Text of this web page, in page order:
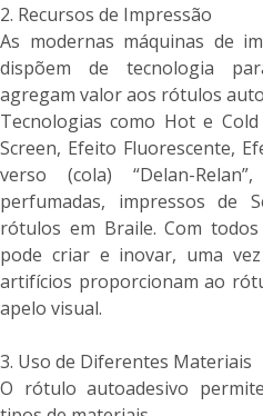
2. Recursos de Impressão
As modernas máquinas de
dispõem de tecnologia
agregam valor aos rótulos
Tecnologias como Hot e
Screen, Efeito Fluorescente,
verso (cola) “Delan-
perfumadas, impressos de
rótulos em Braile. Com
pode criar e inovar, uma
artifícios proporcionam ao
apelo visual.
3. Uso de Diferentes Materiais
O rótulo autoadesivo